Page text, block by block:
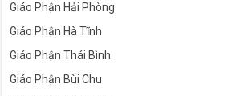
Giáo Phận Hải Phòng
Giáo Phận Hà Tĩnh
Giáo Phận Thái Bình
Giáo Phận Bùi Chu